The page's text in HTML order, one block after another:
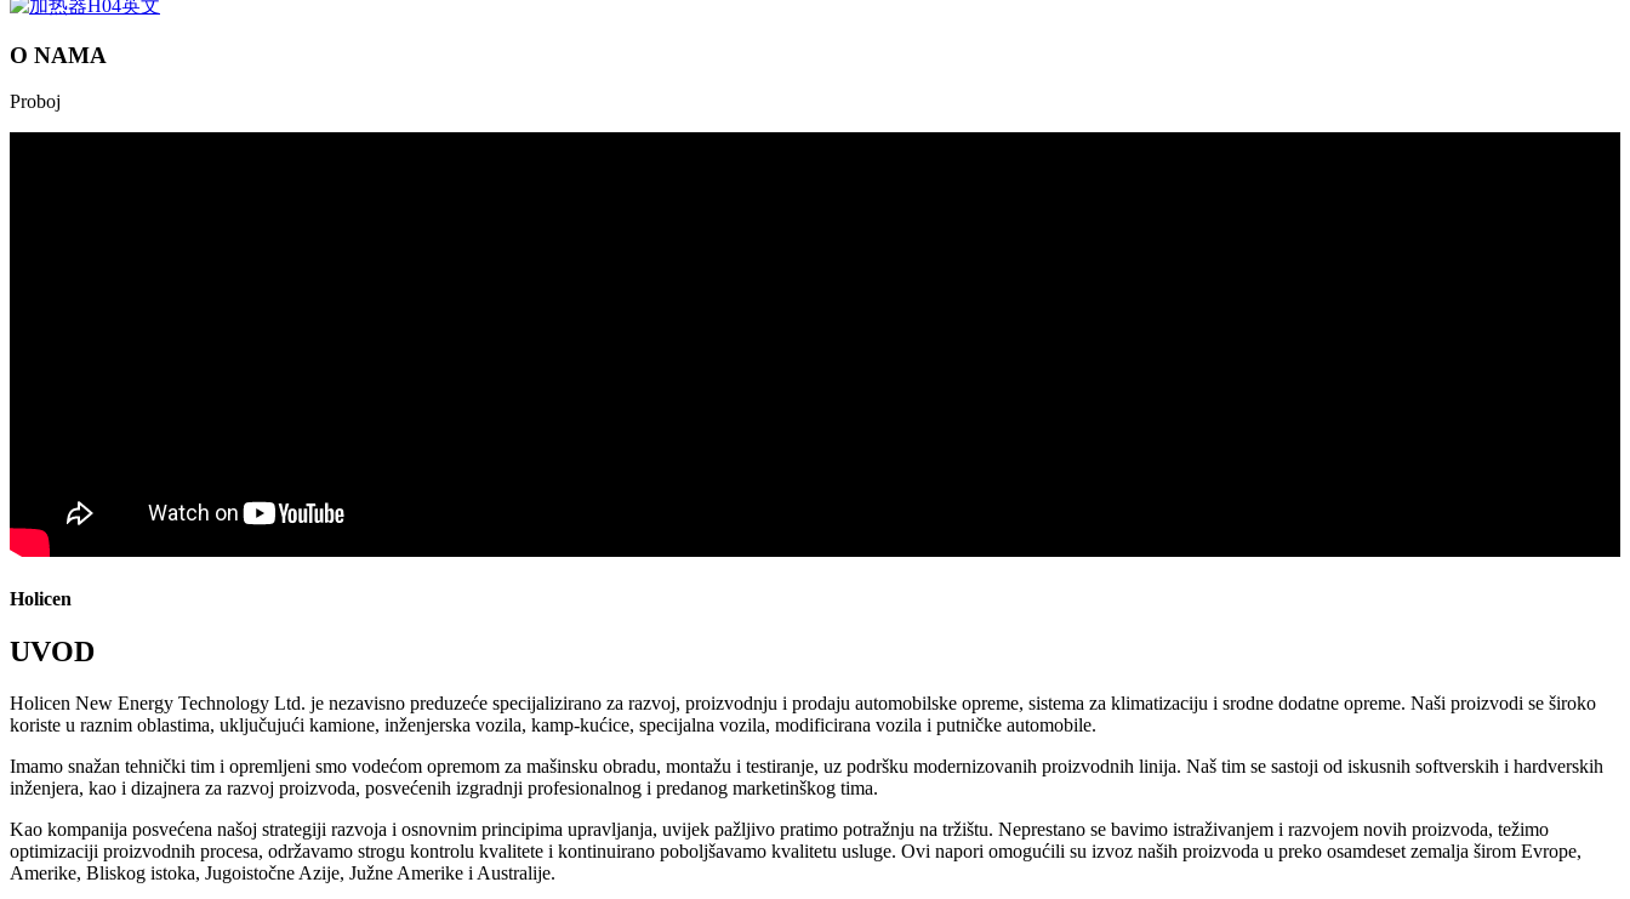
O NAMA
Proboj
Holicen
UVOD
Holicen New Energy Technology Ltd. je nezavisno preduzeće specijalizirano za razvoj, proizvodnju i prodaju automobilske opreme, sistema za klimatizaciju i srodne dodatne opreme. Naši proizvodi se široko
koriste u raznim oblastima, uključujući kamione, inženjerska vozila, kamp-kućice, specijalna vozila, modificirana vozila i putničke automobile.
Imamo snažan tehnički tim i opremljeni smo vodećom opremom za mašinsku obradu, montažu i testiranje, uz podršku modernizovanih proizvodnih linija. Naš tim se sastoji od iskusnih softverskih i hardverskih
inženjera, kao i dizajnera za razvoj proizvoda, posvećenih izgradnji profesionalnog i predanog marketinškog tima.
Kao kompanija posvećena našoj strategiji razvoja i osnovnim principima upravljanja, uvijek pažljivo pratimo potražnju na tržištu. Neprestano se bavimo istraživanjem i razvojem novih proizvoda, težimo
optimizaciji proizvodnih procesa, održavamo strogu kontrolu kvalitete i kontinuirano poboljšavamo kvalitetu usluge. Ovi napori omogućili su izvoz naših proizvoda u preko osamdeset zemalja širom Evrope,
Amerike, Bliskog istoka, Jugoistočne Azije, Južne Amerike i Australije.